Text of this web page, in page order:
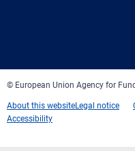
© European Union Agency for
About this websiteLegal notice
Accessibility